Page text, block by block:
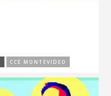
CCE MONTEVIDEO